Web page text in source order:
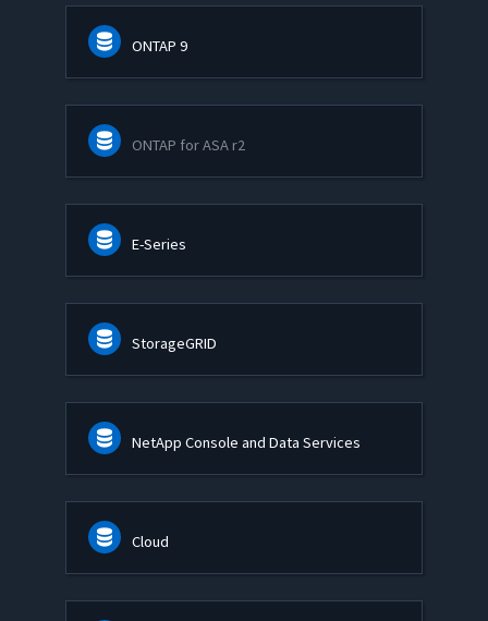
ONTAP 9
ONTAP for ASA r2
E-Series
StorageGRID
NetApp Console and Data Services
Cloud